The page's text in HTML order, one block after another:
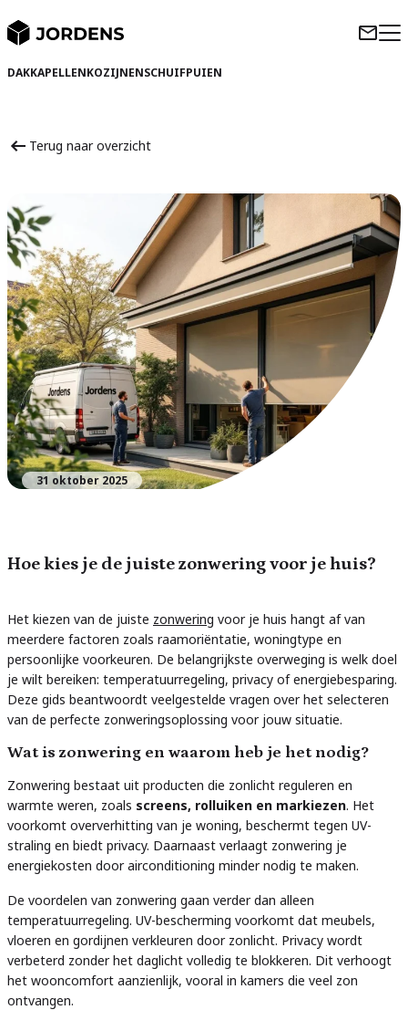
DAKKAPELLENKOZIJNENSCHUIFPUIEN
Terug naar overzicht
31 oktober 2025
Hoe kies je de juiste zonwering voor je huis?
Het kiezen van de juiste zonwering voor je huis hangt af van
meerdere factoren zoals raamoriëntatie, woningtype en
persoonlijke voorkeuren. De belangrijkste overweging is welk doel
je wilt bereiken: temperatuurregeling, privacy of energiebesparing.
Deze gids beantwoordt veelgestelde vragen over het selecteren
van de perfecte zonweringsoplossing voor jouw situatie.
Wat is zonwering en waarom heb je het nodig?
Zonwering bestaat uit producten die zonlicht reguleren en
warmte weren, zoals screens, rolluiken en markiezen. Het
voorkomt oververhitting van je woning, beschermt tegen UV-
straling en biedt privacy. Daarnaast verlaagt zonwering je
energiekosten door airconditioning minder nodig te maken.
De voordelen van zonwering gaan verder dan alleen
temperatuurregeling. UV-bescherming voorkomt dat meubels,
vloeren en gordijnen verkleuren door zonlicht. Privacy wordt
verbeterd zonder het daglicht volledig te blokkeren. Dit verhoogt
het wooncomfort aanzienlijk, vooral in kamers die veel zon
ontvangen.